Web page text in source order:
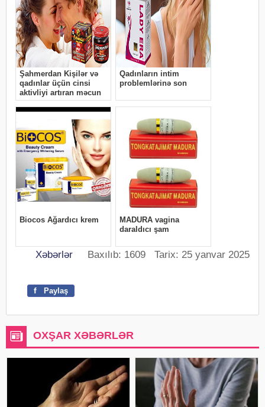
Xəbərlər Baxılıb: 1609 Tarix: 25 yanvar 2025
f Paylaş
OXŞAR XƏBƏRLƏR